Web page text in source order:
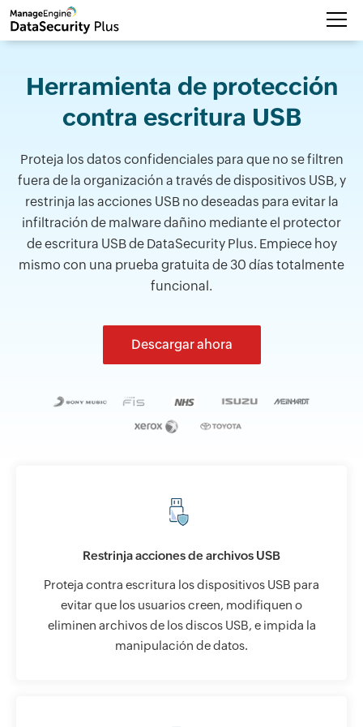
Herramienta de protección
contra escritura USB
Proteja los datos confidenciales para que no se filtren
fuera de la organización a través de dispositivos USB, y
restrinja las acciones USB no deseadas para evitar la
infiltración de malware dañino mediante el protector
de escritura USB de DataSecurity Plus. Empiece hoy
mismo con una prueba gratuita de 30 días totalmente
funcional.
Descargar ahora
Restrinja acciones de archivos USB
Proteja contra escritura los dispositivos USB para
evitar que los usuarios creen, modifiquen o
eliminen archivos de los discos USB, e impida la
manipulación de datos.